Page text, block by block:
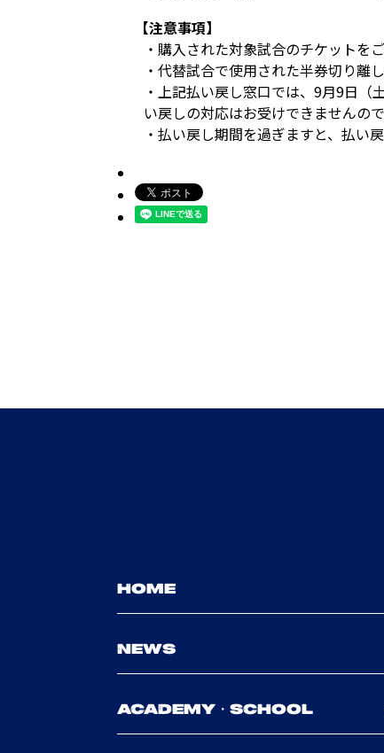
【注意事項】
・購入された対象試合のチケットを
・代替試合で使用された半券切り離
・上記払い戻し窓口では、9月9日
い戻しの対応はお受けできませんの
・払い戻し期間を過ぎますと、払い
HOME
NEWS
ACADEMY・SCHOOL